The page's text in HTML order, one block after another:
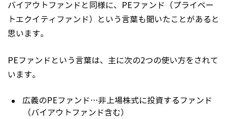
バイアウトファンドと同様に、PEファンド（プライベー
トエクイティファンド）という言葉も聞いたことがあると
思います。
PEファンドという言葉は、主に次の2つの使い方をされて
います。
広義のPEファンド…非上場株式に投資するファンド
（バイアウトファンド含む）